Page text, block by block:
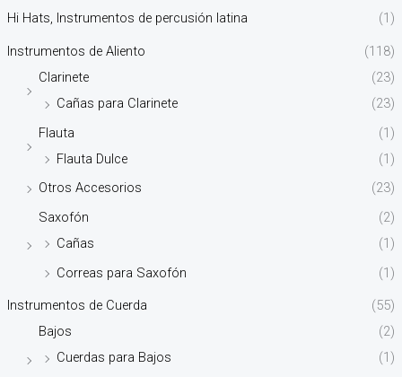
Hi Hats, Instrumentos de percusión latina (1)
Instrumentos de Aliento
(118)
Clarinete
(23)
Cañas para Clarinete
(23)
Flauta
(1)
Flauta Dulce
(1)
Otros Accesorios
(23)
Saxofón
(2)
Cañas
(1)
Correas para Saxofón
(1)
Instrumentos de Cuerda
(55)
Bajos
(2)
Cuerdas para Bajos
(1)